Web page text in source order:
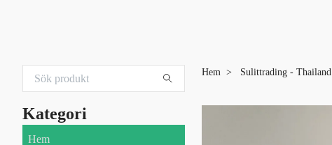
Kategori
Hem
Hem Sulittrading - Thailand